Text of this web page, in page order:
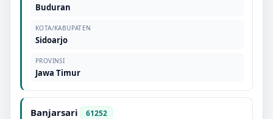
Buduran
KOTA/KABUPATEN
Sidoarjo
PROVINSI
Jawa Timur
Banjarsari 61252